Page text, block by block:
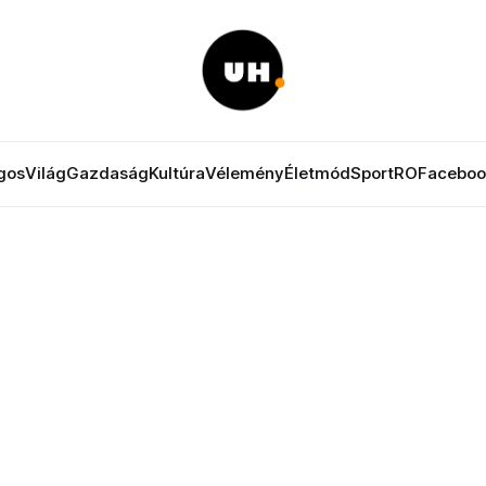
VilágGazdaságKultúraVéleményÉletmódSportRO